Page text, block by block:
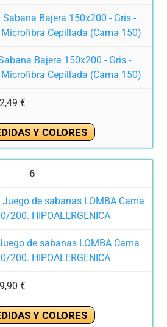
Bajera 150x200 - Gris -
Cepillada (Cama 150)
€
Y COLORES
6
de sabanas LOMBA Cama
200. HIPOALERGENICA
€
Y COLORES